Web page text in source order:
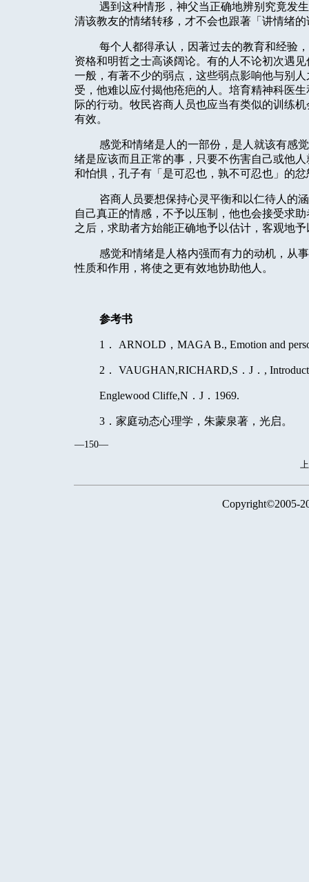
遇到这种情形，神父当正确地辨别究竟发
清该教友的情绪转移，才不会也跟著「讲情绪
每个人都得承认，因著过去的教育和经验
资格和明哲之士高谈阔论。有的人不论初次遇
一般，有著不少的弱点，这些弱点影响他与别
受，他难以应付揭他疮疤的人。培育精神科医
际的行动。牧民咨商人员也应当有类似的训练
有效。
感觉和情绪是人的一部份，是人就该有感
绪是应该而且正常的事，只要不伤害自己或他
和怕惧，孔子有「是可忍也，孰不可忍也」的
咨商人员要想保持心灵平衡和以仁待人的
自己真正的情感，不予以压制，他也会接受求
之后，求助者方始能正确地予以估计，客观地
感觉和情绪是人格内强而有力的动机，从
性质和作用，将使之更有效地协助他人。
参考书
1 ． ARNOLD ， MAGA B., Emotion and
2 ． VAUGHAN,RICHARD,S ． J ． ,
Englewood Cliffe,N ． J ． 1969.
3 ．家庭动态心理学，朱蒙泉著，光启。
—150—
Copyright©2005-